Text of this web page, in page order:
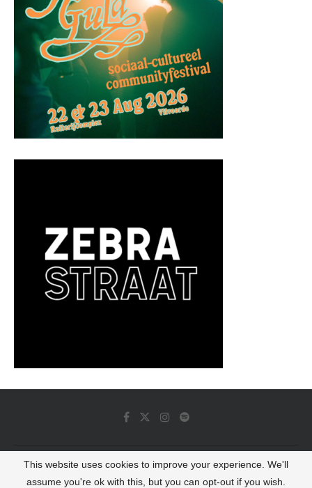
© 2022 - Luminous Dash All Rights Reserved
This website uses cookies to improve your experience. We'll
assume you're ok with this, but you can opt-out if you wish.